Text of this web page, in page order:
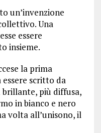
un’invenzione
Una
essere
insieme.
la prima
scritto da
brillante, più diffusa,
in bianco e nero
volta all’unisono, il